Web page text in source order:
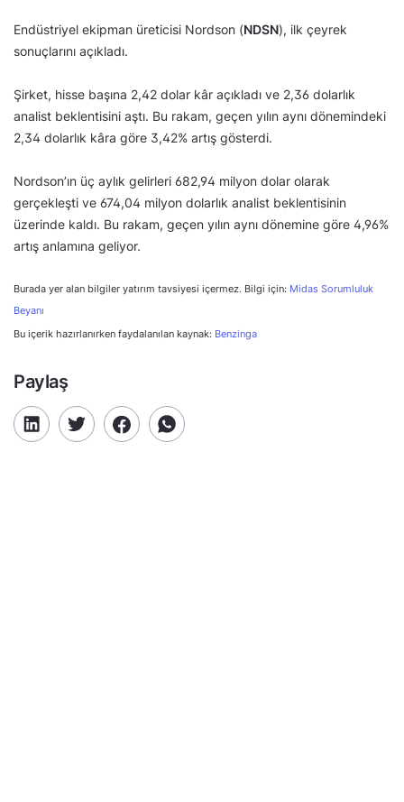
Endüstriyel ekipman üreticisi Nordson (NDSN), ilk çeyrek
sonuçlarını açıkladı.
Şirket, hisse başına 2,42 dolar kâr açıkladı ve 2,36 dolarlık
analist beklentisini aştı. Bu rakam, geçen yılın aynı dönemindeki
2,34 dolarlık kâra göre 3,42% artış gösterdi.
Nordson’ın üç aylık gelirleri 682,94 milyon dolar olarak
gerçekleşti ve 674,04 milyon dolarlık analist beklentisinin
üzerinde kaldı. Bu rakam, geçen yılın aynı dönemine göre 4,96%
artış anlamına geliyor.
Burada yer alan bilgiler yatırım tavsiyesi içermez. Bilgi için: Midas Sorumluluk
Beyanı
Bu içerik hazırlanırken faydalanılan kaynak: Benzinga
Paylaş